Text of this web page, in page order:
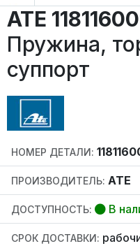
ATE
Пружина,
суппорт
НОМЕР ДЕТАЛИ:
ПРОИЗВОДИТЕЛЬ: ATE
ДОСТУПНОСТЬ: В
СРОК ДОСТАВКИ: